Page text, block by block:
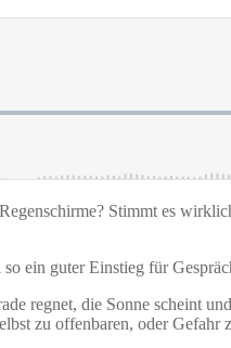
Stimmt es
ein guter Einstieg für
regnet, die Sonne scheint
zu offenbaren, oder Gefahr